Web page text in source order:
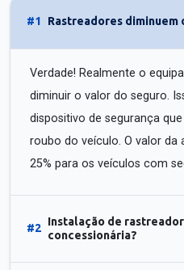
#1 Rastreadores diminuem
Verdade! Realmente o
diminuir o valor do seguro.
dispositivo de segurança
roubo do veículo. O valor da
25% para os veículos com
#2
Instalação de
concessionária?